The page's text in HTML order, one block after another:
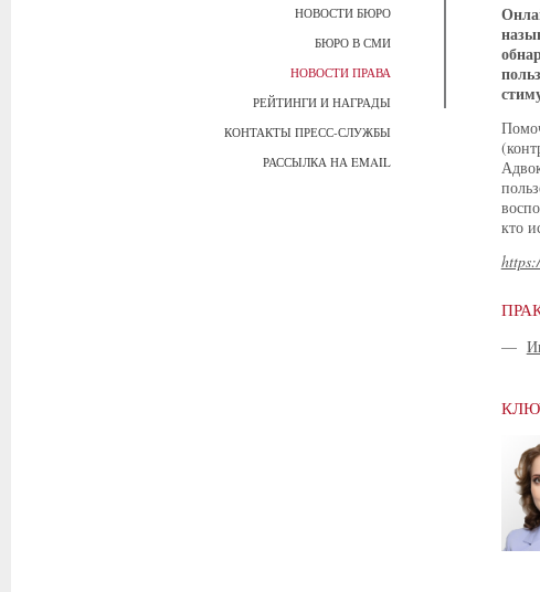
НОВОСТИ БЮРО
БЮРО В СМИ
НОВОСТИ ПРАВА
РЕЙТИНГИ И НАГРАДЫ
КОНТАКТЫ ПРЕСС-СЛУЖБЫ
РАССЫЛКА НА EMAIL
кто
—